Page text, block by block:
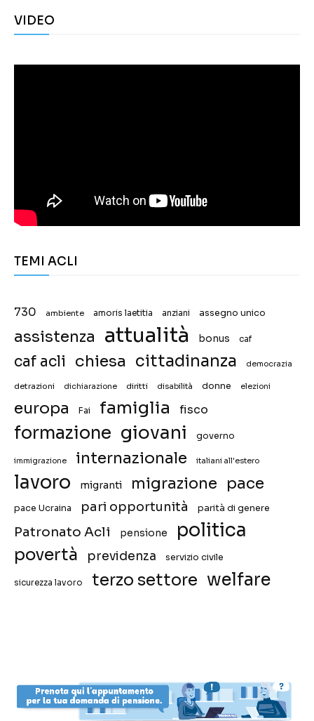
VIDEO
TEMI ACLI
730 ambiente amoris laetitia anziani assegno unico
assistenza attualità bonus caf
caf acli chiesa cittadinanza democrazia
detrazioni dichiarazione diritti disabilità donne elezioni
europa Fai famiglia fisco
formazione giovani governo
immigrazione internazionale italiani all'estero
lavoro migranti migrazione pace
pace Ucraina pari opportunità parità di genere
Patronato Acli pensione politica
povertà previdenza servizio civile
sicurezza lavoro terzo settore welfare